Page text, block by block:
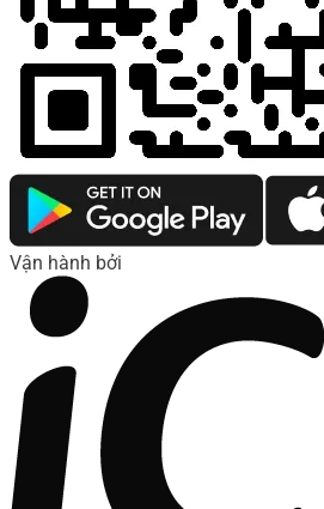
Vận hành bởi